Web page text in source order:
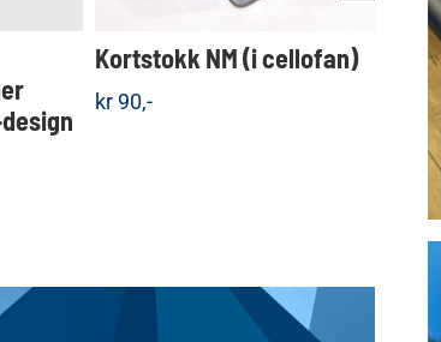
på
produktsiden
Kortstokk NM (i cellofan)
kr90,-